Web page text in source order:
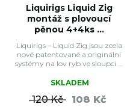
Liquirigs Liquid Zig
montáž s plovoucí
pěnou 4+4ks ...
Liquirigs – Liquid Zig jsou zcela
nové patentované a originální
systémy na lov ryb ve sloupci ...
SKLADEM
120 Kč 108 Kč